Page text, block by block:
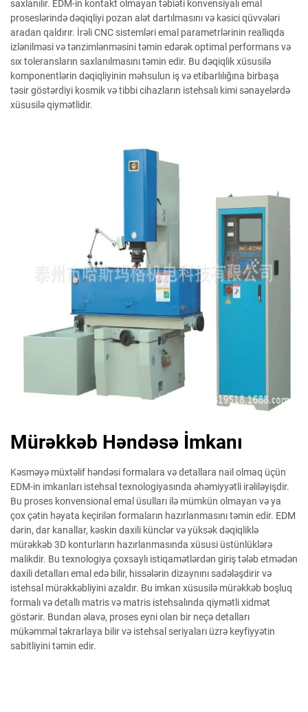
saxlanılır. EDM-in kontakt olmayan təbiəti konvensiyalı emal
proseslərində dəqiqliyi pozan alət dartılmasını və kəsici qüvvələri
aradan qaldırır. İrəli CNC sistemləri emal parametrlərinin reallıqda
izlənilməsi və tənzimlənməsini təmin edərək optimal performans və
sıx toleransların saxlanılmasını təmin edir. Bu dəqiqlik xüsusilə
komponentlərin dəqiqliyinin məhsulun iş və etibarlılığına birbaşa
təsir göstərdiyi kosmik və tibbi cihazların istehsalı kimi sənayelərdə
xüsusilə qiymətlidir.
Mürəkkəb Həndəsə İmkanı
Kəsməyə müxtəlif həndəsi formalara və detallara nail olmaq üçün
EDM-in imkanları istehsal texnologiyasında əhəmiyyətli irəliləyişdir.
Bu proses konvensional emal üsulları ilə mümkün olmayan və ya
çox çətin həyata keçirilən formaların hazırlanmasını təmin edir. EDM
dərin, dar kanallar, kəskin daxili künclər və yüksək dəqiqliklə
mürəkkəb 3D konturların hazırlanmasında xüsusi üstünlüklərə
malikdir. Bu texnologiya çoxsaylı istiqamətlərdən giriş tələb etmədən
daxili detalları emal edə bilir, hissələrin dizaynını sadələşdirir və
istehsal mürəkkəbliyini azaldır. Bu imkan xüsusilə mürəkkəb boşluq
formalı və detallı matris və matris istehsalında qiymətli xidmət
göstərir. Bundan əlavə, proses eyni olan bir neçə detalları
mükəmməl təkrarlaya bilir və istehsal seriyaları üzrə keyfiyyətin
sabitliyini təmin edir.